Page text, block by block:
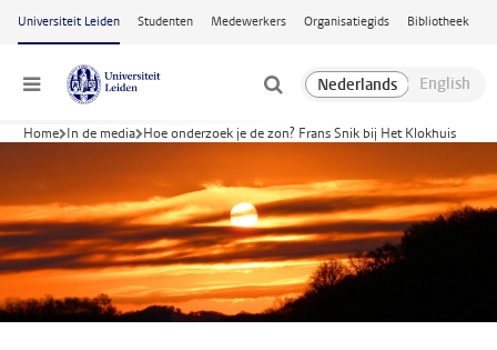
Ga naar hoofdinhoud
Universiteit Leiden Studenten Medewerkers Organisatiegids Bibliotheek
Menu
Home In de media Hoe onderzoek je de zon? Frans Snik bij Het Klokhuis